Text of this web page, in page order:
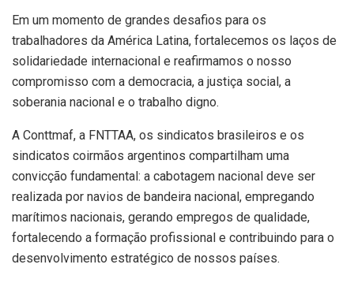
Em um momento de grandes desafios para os
trabalhadores da América Latina, fortalecemos os laços de
solidariedade internacional e reafirmamos o nosso
compromisso com a democracia, a justiça social, a
soberania nacional e o trabalho digno.
A Conttmaf, a FNTTAA, os sindicatos brasileiros e os
sindicatos coirmãos argentinos compartilham uma
convicção fundamental: a cabotagem nacional deve ser
realizada por navios de bandeira nacional, empregando
marítimos nacionais, gerando empregos de qualidade,
fortalecendo a formação profissional e contribuindo para o
desenvolvimento estratégico de nossos países.